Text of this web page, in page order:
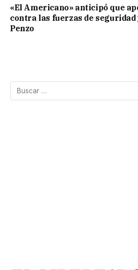
«El Americano» anticipó que
contra las fuerzas de seguridad
Penzo